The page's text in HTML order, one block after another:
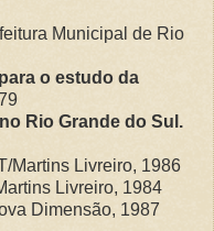
Municipal de Rio
o estudo da
Rio Grande do Sul.
Martins Livreiro, 1986
Livreiro, 1984
Dimensão, 1987